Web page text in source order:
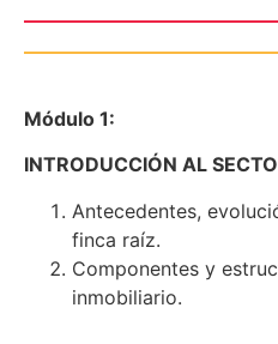
Módulo 1:
INTRODUCCIÓN AL
Antecedentes,
finca raíz.
Componentes y
inmobiliario.